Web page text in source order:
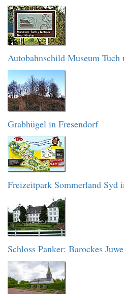
Autobahnschild Museum Tuch
Grabhügel in Fresendorf
Freizeitpark Sommerland Syd
Schloss Panker: Barockes